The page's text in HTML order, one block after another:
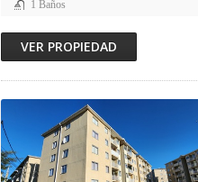
1 Baños
VER PROPIEDAD